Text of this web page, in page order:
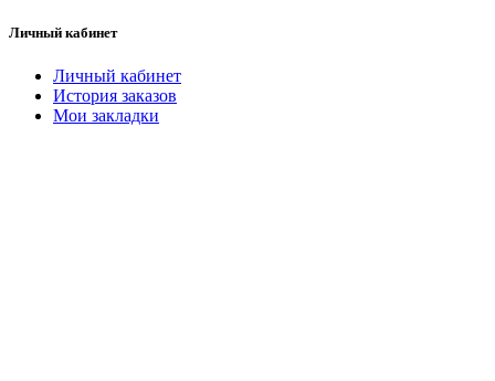
Личный кабинет
Личный кабинет
История заказов
Мои закладки